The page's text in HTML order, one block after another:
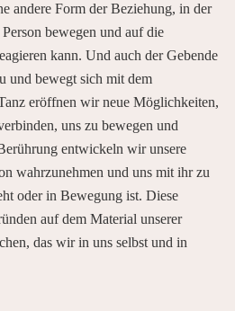
andere Form der Beziehung, in der
bewegen und auf die
kann. Und auch der Gebende
und bewegt sich mit dem
eröffnen wir neue Möglichkeiten,
uns zu bewegen und
entwickeln wir unsere
wahrzunehmen und uns mit ihr zu
oder in Bewegung ist. Diese
auf dem Material unserer
das wir in uns selbst und in